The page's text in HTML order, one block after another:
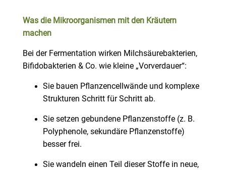
Was die Mikroorganismen mit den Kräutern
machen
Bei der Fermentation wirken Milchsäurebakterien,
Bifidobakterien & Co. wie kleine „Vorverdauer“:
Sie bauen Pflanzencellwände und komplexe
Strukturen Schritt für Schritt ab.
Sie setzen gebundene Pflanzenstoffe (z. B.
Polyphenole, sekundäre Pflanzenstoffe)
besser frei.
Sie wandeln einen Teil dieser Stoffe in neue,